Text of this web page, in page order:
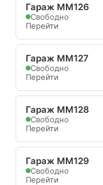
Гараж ММ126
Свободно
Перейти
Гараж ММ127
Свободно
Перейти
Гараж ММ128
Свободно
Перейти
Гараж ММ129
Свободно
Перейти